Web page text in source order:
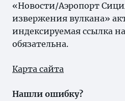
«Новости/Аэропорт
извержения вулкана»
индексируемая ссылка
обязательна.
Карта сайта
Нашли ошибку?